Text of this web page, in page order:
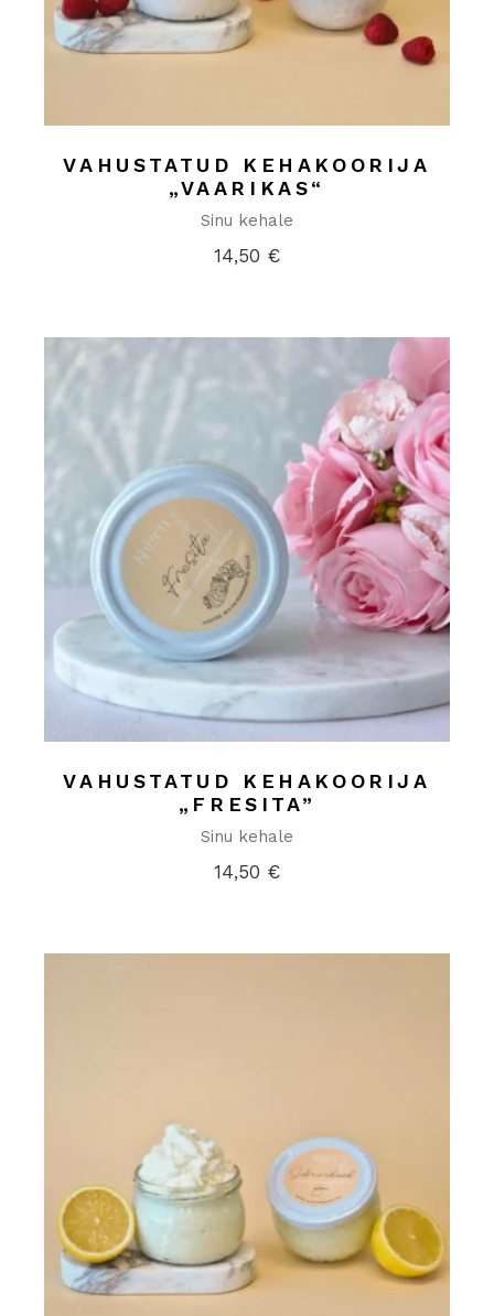
VAHUSTATUD KEHAKOORIJA
„VAARIKAS“
Sinu kehale
14,50 €
VAHUSTATUD KEHAKOORIJA
„FRESITA”
Sinu kehale
14,50 €